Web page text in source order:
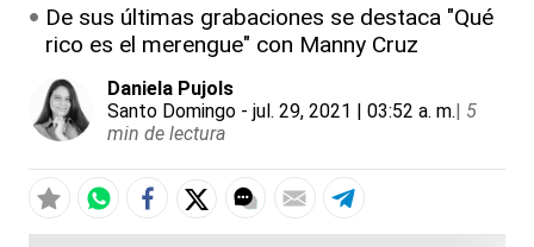
De sus últimas grabaciones se destaca "Qué
rico es el merengue" con Manny Cruz
Daniela Pujols
Santo Domingo - jul. 29, 2021 | 03:52 a. m.| 5
min de lectura